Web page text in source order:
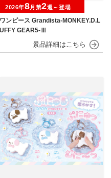
ワンピース Grandista-MONKEY.D.L
UFFY GEAR5-Ⅲ
2026年8月第2週～登場